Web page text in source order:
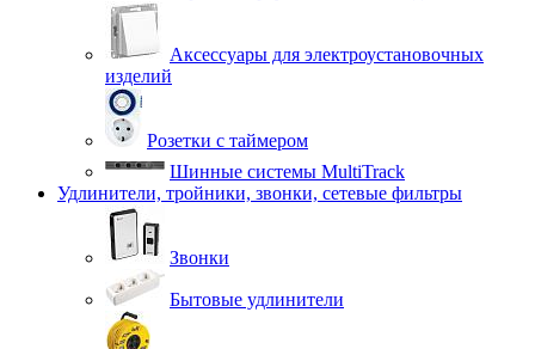
Аксессуары для электроустановочных
изделий
Розетки с таймером
Шинные системы MultiTrack
Удлинители, тройники, звонки, сетевые фильтры
Звонки
Бытовые удлинители